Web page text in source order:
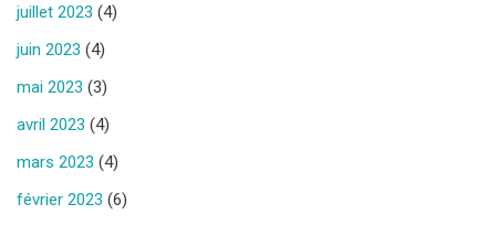
juillet 2023 (4)
juin 2023 (4)
mai 2023 (3)
avril 2023 (4)
mars 2023 (4)
février 2023 (6)